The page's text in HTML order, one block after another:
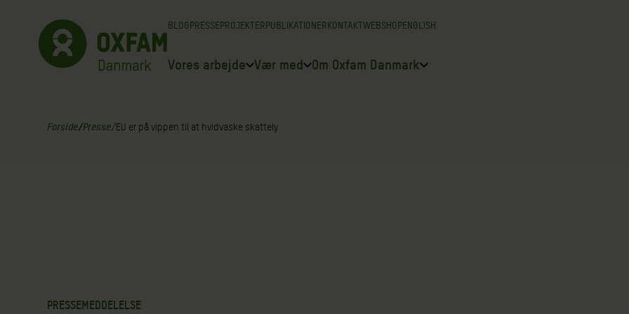
indhold
BLOGPRESSEPROJEKTERPUBLIKATIONERKONTAKTWEBSHOPENGLISH
Vores arbejde Vær med Om Oxfam Danmark
Forside/Presse/EU er på vippen til at hvidvaske skattely
PRESSEMEDDELELSE